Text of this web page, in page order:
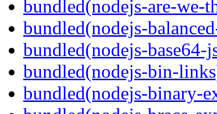
bundled(nodejs-are-we-
bundled(nodejs-
bundled(nodejs-base64-
bundled(nodejs-bin-
bundled(nodejs-binary-